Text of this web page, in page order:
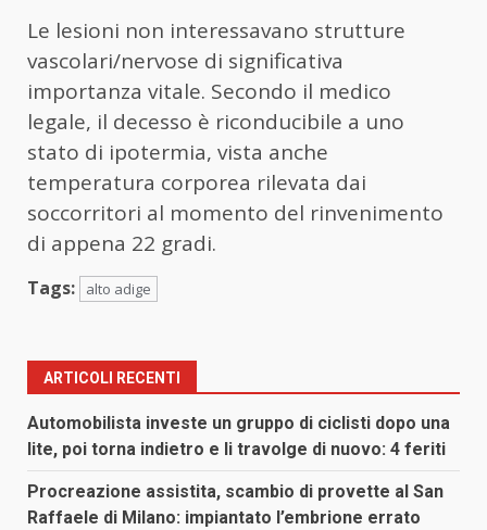
Le lesioni non interessavano strutture
vascolari/nervose di significativa
importanza vitale. Secondo il medico
legale, il decesso è riconducibile a uno
stato di ipotermia, vista anche
temperatura corporea rilevata dai
soccorritori al momento del rinvenimento
di appena 22 gradi.
Tags: alto adige
ARTICOLI RECENTI
Automobilista investe un gruppo di ciclisti dopo una
lite, poi torna indietro e li travolge di nuovo: 4 feriti
Procreazione assistita, scambio di provette al San
Raffaele di Milano: impiantato l’embrione errato